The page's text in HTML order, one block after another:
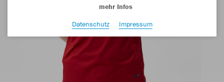
mehr Infos
Datenschutz
Impressum